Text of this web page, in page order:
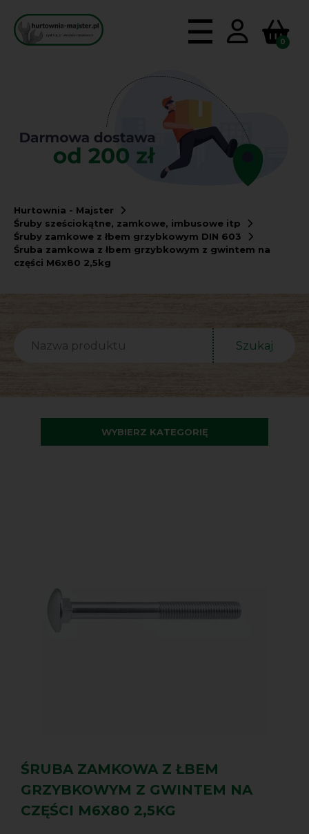
0
Hurtownia - Majster
Śruby sześciokątne, zamkowe, imbusowe itp
Śruby zamkowe z łbem grzybkowym DIN 603
Śruba zamkowa z łbem grzybkowym z gwintem na
części M6x80 2,5kg
WYBIERZ KATEGORIĘ
Szukaj
ŚRUBA ZAMKOWA Z ŁBEM
GRZYBKOWYM Z GWINTEM NA
CZĘŚCI M6X80 2,5KG